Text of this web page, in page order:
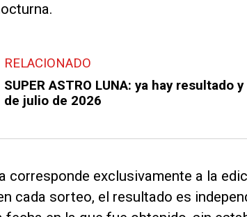
RELACIONADO
SUPER ASTRO LUNA: ya hay resultado
de julio de 2026
corresponde exclusivamente a la
cada sorteo, el resultado es